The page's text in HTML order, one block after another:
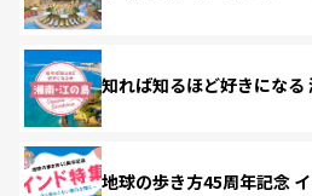
知れば知るほど好きになる
地球の歩き方45周年記念